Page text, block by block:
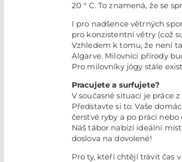
20 ° C. To znamená, že se
I pro nadšence větrných
pro konzistentní větry (což
Vzhledem k tomu, že není
Algarve. Milovníci přírody
Pro milovníky jógy stále
Pracujete a surfujete?
V současné situaci je práce
Představte si to: Vaše
čerstvé ryby a po práci
Náš tábor nabízí ideální
doslova na dovolené!
Pro ty, kteří chtějí trávit čas